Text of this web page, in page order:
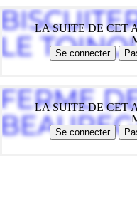
LA SUITE DE CET
Se connecter
LE
LA SUITE DE CET
Se connecter
FERME